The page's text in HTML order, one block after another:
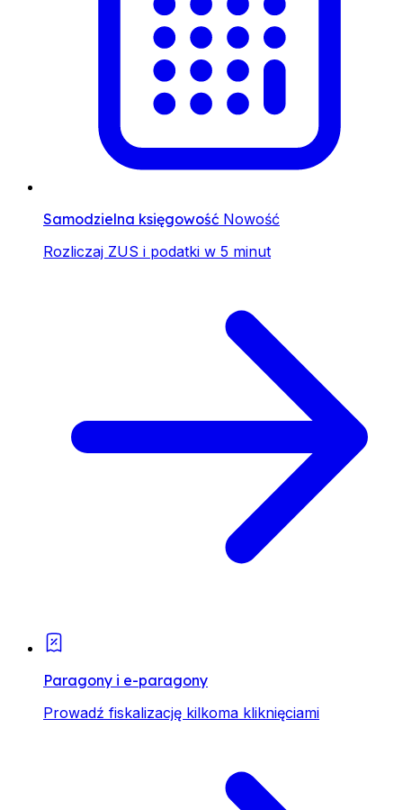
Samodzielna księgowość Nowość
Rozliczaj ZUS i podatki w 5 minut
Paragony i e-paragony
Prowadź fiskalizację kilkoma kliknięciami